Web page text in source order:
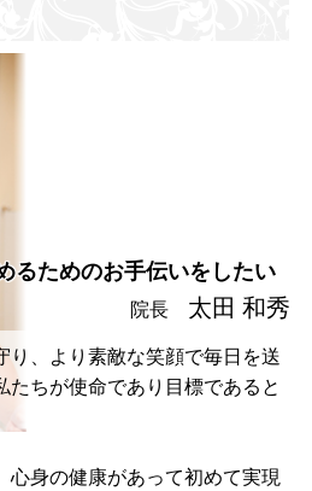
るためのお手伝いをしたい
院長 太田 和秀
り、より素敵な笑顔で毎日を送
たちが使命であり目標であると
心身の健康があって初めて実現